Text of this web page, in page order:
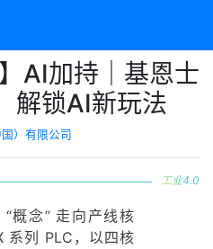
AI加持｜基恩士
解锁AI新玩法
）有限公司
概念” 走向产线核
系列 PLC，以四核
工业4.0